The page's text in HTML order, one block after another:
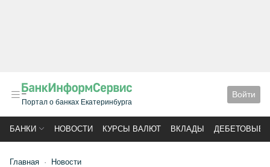
Портал о банках Екатеринбурга
Войти
БАНКИ НОВОСТИ КУРСЫ ВАЛЮТ ВКЛАДЫ ДЕБЕТОВЫЕ
Главная Новости